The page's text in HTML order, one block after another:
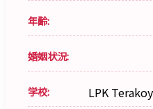
年齢:
婚姻状況:
学校: LPK